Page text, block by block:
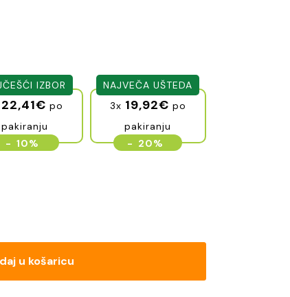
22,41€ po
pakiranju
- 10%
IZBOR
3x 19,92€ po
pakiranju
- 20%
NAJVEČA UŠTEDA
u košaricu